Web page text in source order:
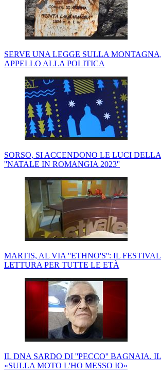
SERVE UNA LEGGE SULLA
APPELLO ALLA POLITICA
SORSO, SI ACCENDONO LE LUCI
''NATALE IN ROMANGIA 2023''
MARTIS, AL VIA ''ETHNO'S'': IL
LETTURA PER TUTTE LE ETÀ
IL DNA SARDO DI ''PECCO'' BAGNAIA.
«SULLA MOTO L'HO MESSO IO»